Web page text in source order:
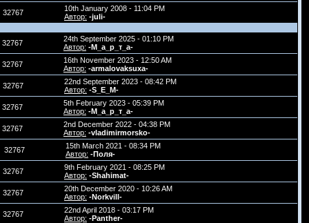
32767
10th January 2008 - 11:04 PM
Автор: -juli-
32767
24th September 2025 - 01:10 PM
Автор: -М_а_р_т_а-
32767
16th November 2023 - 12:50 AM
Автор: -armalovaksuxa-
32767
22nd September 2023 - 08:42 PM
Автор: -S_E_M-
32767
5th February 2023 - 05:39 PM
Автор: -М_а_р_т_а-
32767
2nd December 2022 - 04:38 PM
Автор: -vladimirmorsko-
32767
15th March 2021 - 08:34 PM
Автор: -Поля-
32767
9th February 2021 - 08:25 PM
Автор: -Shahimat-
32767
20th December 2020 - 10:26 AM
Автор: -Norkvill-
32767
22nd April 2018 - 03:17 PM
Автор: -Panther-